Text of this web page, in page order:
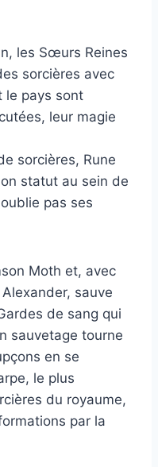
les Sœurs Reines
sorcières avec
le pays sont
leur magie
sorcières, Rune
statut au sein de
pas ses
Moth et, avec
sauve
de sang qui
sauvetage tourne
en se
le plus
du royaume,
par la